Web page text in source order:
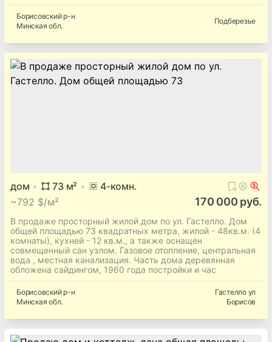
Борисовскийр-н
Минская обл.
Подберезье
дом 73м² 4-комн.
~792 $/м² 170 000 руб.
В продаже просторный жилой дом по ул. Гастелло. Дом
общей площадью 73 квадратных метра, жилой - 48кв.м. (4
комнаты), кухней - 12 кв.м., а также оснащен
совмещенный сан узлом. Газовое отопление, центральная
вода , местная канализация. Часть дома деревянная
обложена сайдингом, 1960 года постройки и час
Борисовскийр-н
Минская обл.
Гастелло ул
Борисов